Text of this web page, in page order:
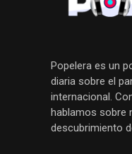
Popelera es un
diaria sobre el
internacional.
hablamos sobre
descubrimiento